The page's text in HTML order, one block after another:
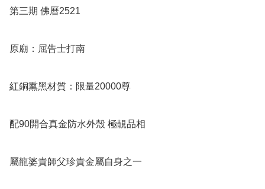
第三期 佛曆2521
原廟：屈告士打南
紅銅熏黑材質：限量20000尊
配90開合真金防水外殼 極靚品相
屬龍婆貴師父珍貴金屬自身之一